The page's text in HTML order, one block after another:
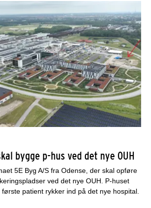
bygge p-hus ved det nye OUH
5E Byg A/S fra Odense, der skal opføre
ved det nye OUH. P-huset
patient rykker ind på det nye hospital.